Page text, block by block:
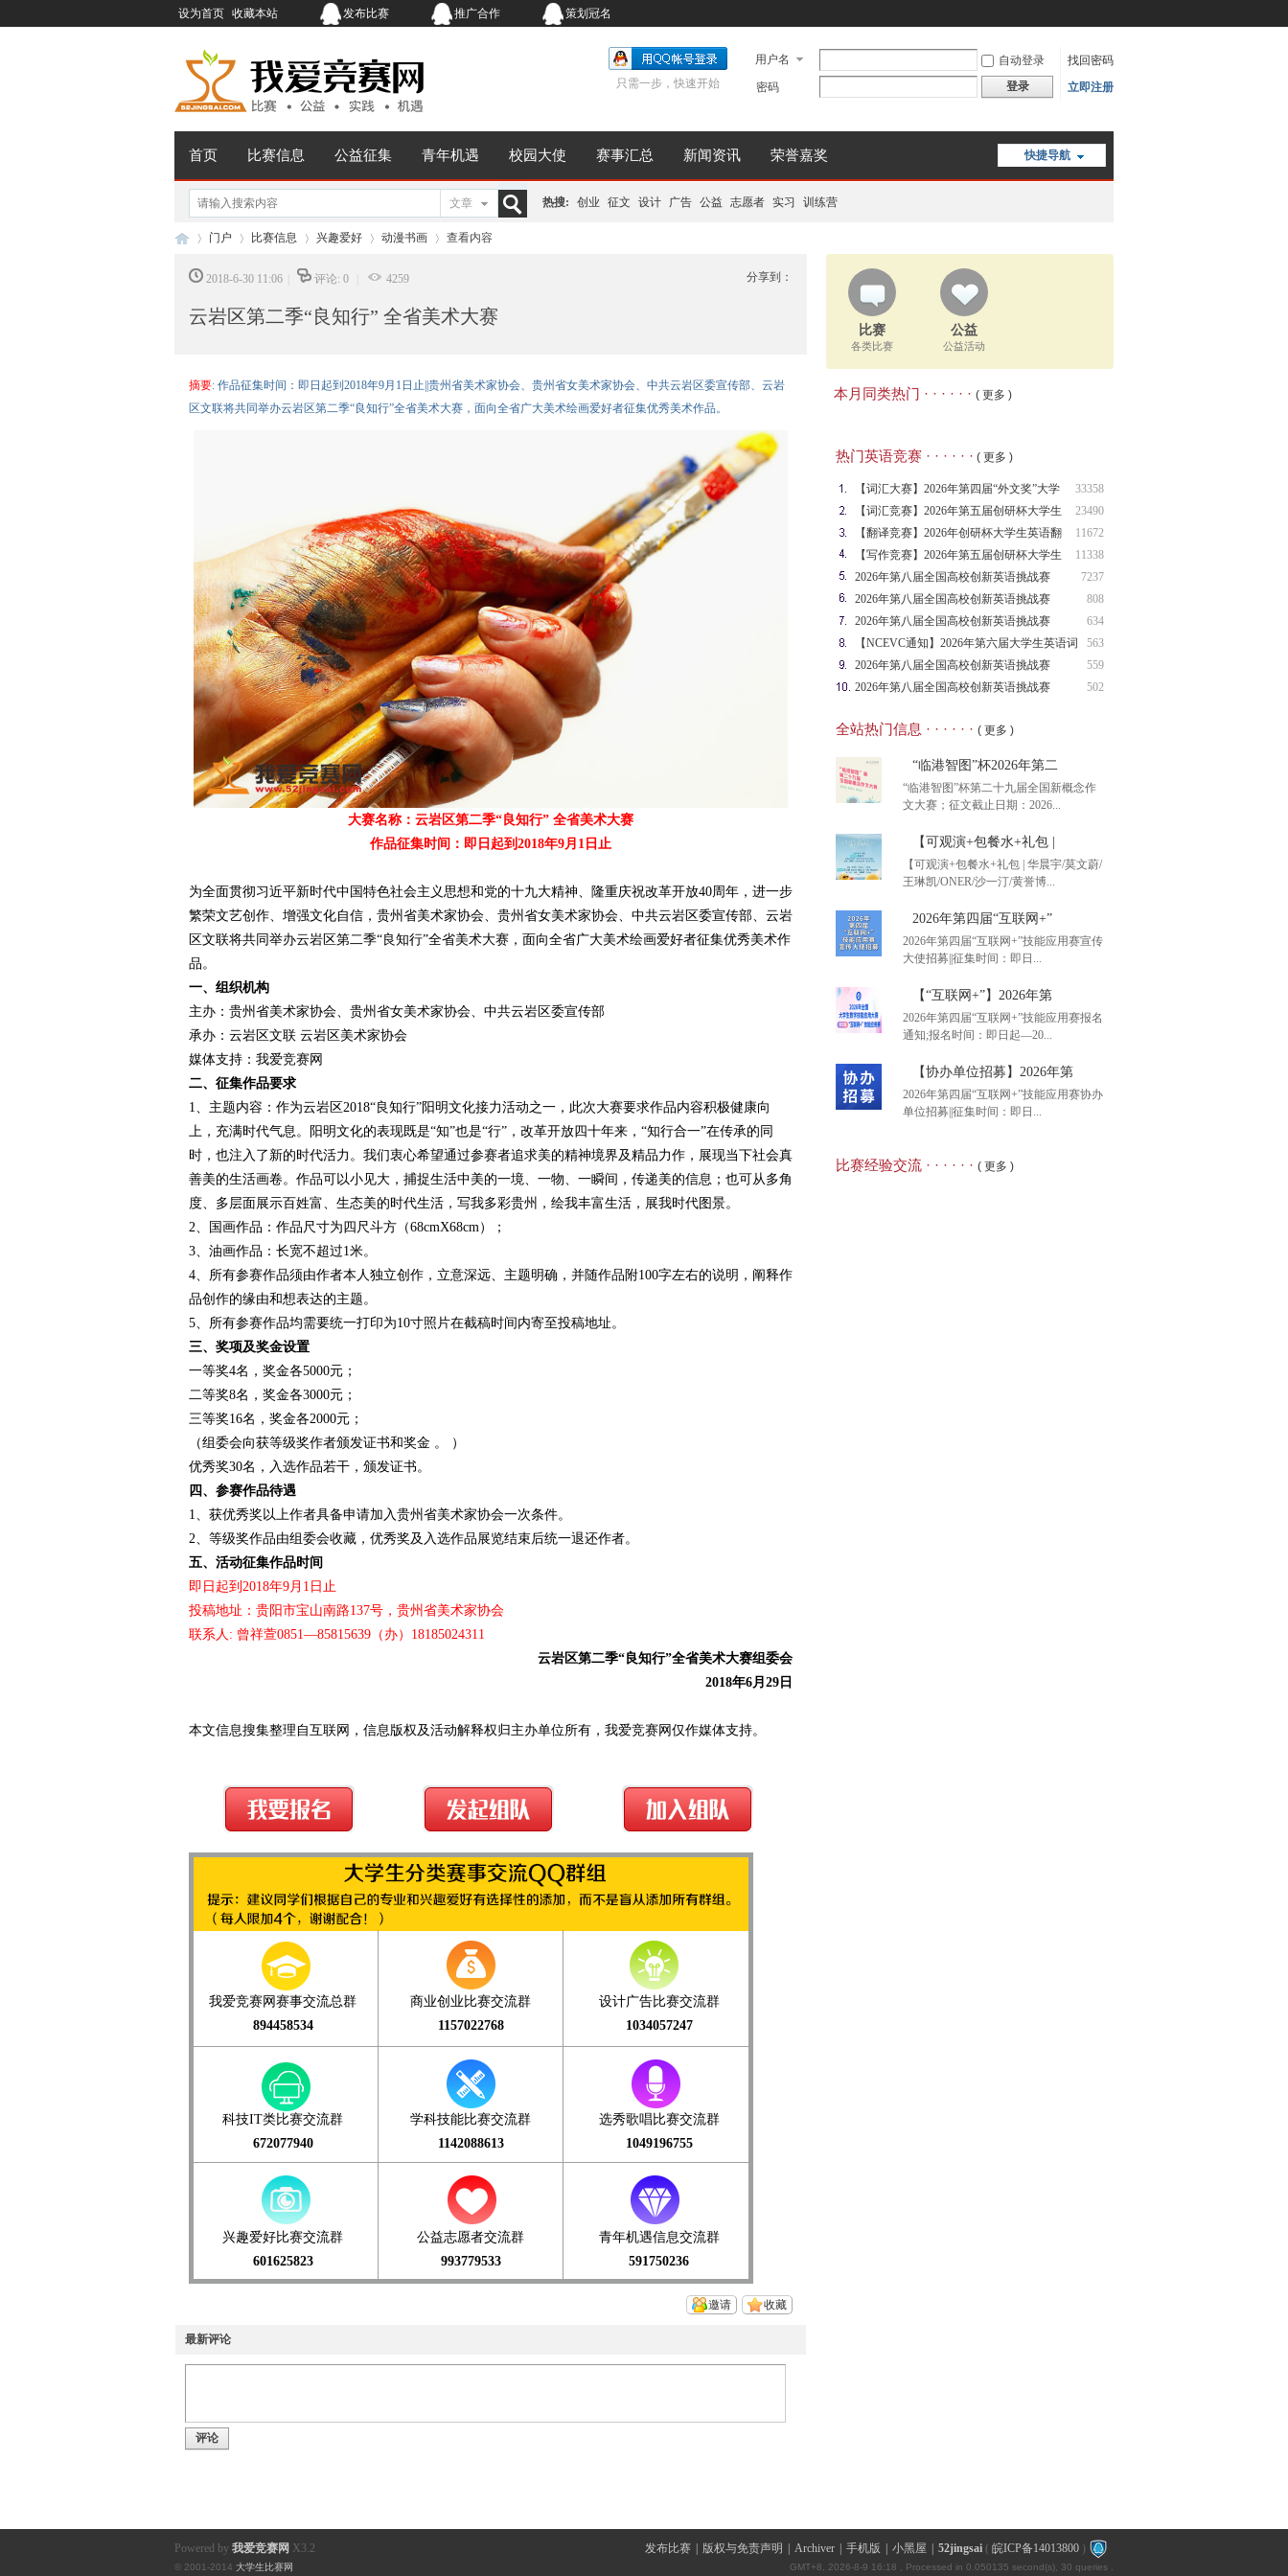
设为首页 收藏本站 发布比赛 推广合作 策划冠名
用户名 自动登录
找回密码
密码
登录 立即注册
只需一步，快速开始
快捷导航
首页 比赛信息 公益征集 青年机遇 校园大使 赛事汇总 新闻资讯 荣誉嘉奖
文章 热搜: 创业 征文 设计 广告 公益 志愿者 实习 训练营
›
门户
›
比赛信息
›
兴趣爱好 动漫书画
›
查看内容
分享到：
2018-6-30 11:06 评论: 0 4259
云岩区第二季“良知行” 全省美术大赛
摘要: 作品征集时间：即日起到2018年9月1日止||贵州省美术家协会、贵州省女美术家协会、中共云岩区委宣传部、云岩
区文联将共同举办云岩区第二季“良知行”全省美术大赛，面向全省广大美术绘画爱好者征集优秀美术作品。
大赛名称：云岩区第二季“良知行” 全省美术大赛
作品征集时间：即日起到2018年9月1日止
为全面贯彻习近平新时代中国特色社会主义思想和党的十九大精神、隆重庆祝改革开放40周年，进一步
繁荣文艺创作、增强文化自信，贵州省美术家协会、贵州省女美术家协会、中共云岩区委宣传部、云岩
区文联将共同举办云岩区第二季“良知行”全省美术大赛，面向全省广大美术绘画爱好者征集优秀美术作
品。
一、组织机构
主办：贵州省美术家协会、贵州省女美术家协会、中共云岩区委宣传部
承办：云岩区文联 云岩区美术家协会
媒体支持：我爱竞赛网
二、征集作品要求
1、主题内容：作为云岩区2018“良知行”阳明文化接力活动之一，此次大赛要求作品内容积极健康向
上，充满时代气息。阳明文化的表现既是“知”也是“行”，改革开放四十年来，“知行合一”在传承的同
时，也注入了新的时代活力。我们衷心希望通过参赛者追求美的精神境界及精品力作，展现当下社会真
善美的生活画卷。作品可以小见大，捕捉生活中美的一境、一物、一瞬间，传递美的信息；也可从多角
度、多层面展示百姓富、生态美的时代生活，写我多彩贵州，绘我丰富生活，展我时代图景。
2、国画作品：作品尺寸为四尺斗方（68cmX68cm）；
3、油画作品：长宽不超过1米。
4、所有参赛作品须由作者本人独立创作，立意深远、主题明确，并随作品附100字左右的说明，阐释作
品创作的缘由和想表达的主题。
5、所有参赛作品均需要统一打印为10寸照片在截稿时间内寄至投稿地址。
三、奖项及奖金设置
一等奖4名，奖金各5000元；
二等奖8名，奖金各3000元；
三等奖16名，奖金各2000元；
（组委会向获等级奖作者颁发证书和奖金 。 ）
优秀奖30名，入选作品若干，颁发证书。
四、参赛作品待遇
1、获优秀奖以上作者具备申请加入贵州省美术家协会一次条件。
2、等级奖作品由组委会收藏，优秀奖及入选作品展览结束后统一退还作者。
五、活动征集作品时间
即日起到2018年9月1日止
投稿地址：贵阳市宝山南路137号，贵州省美术家协会
联系人: 曾祥萱0851—85815639（办）18185024311
云岩区第二季“良知行”全省美术大赛组委会
2018年6月29日
本文信息搜集整理自互联网，信息版权及活动解释权归主办单位所有，我爱竞赛网仅作媒体支持。
我爱竞赛网赛事交流总群
894458534
商业创业比赛交流群
1157022768
设计广告比赛交流群
1034057247
科技IT类比赛交流群
672077940
学科技能比赛交流群
1142088613
选秀歌唱比赛交流群
1049196755
兴趣爱好比赛交流群
601625823
公益志愿者交流群
993779533
青年机遇信息交流群
591750236
收藏
邀请
最新评论
评论
比赛
各类比赛
公益
公益活动
本月同类热门 · · · · · · ( 更多 )
热门英语竞赛 · · · · · · ( 更多 )
33358
【词汇大赛】2026年第四届“外文奖”大学
生
23490
【词汇竞赛】2026年第五届创研杯大学生
英语
11672
【翻译竞赛】2026年创研杯大学生英语翻
译竞
11338
【写作竞赛】2026年第五届创研杯大学生
英语
7237
2026年第八届全国高校创新英语挑战赛
（NCIE
808
2026年第八届全国高校创新英语挑战赛
634
2026年第八届全国高校创新英语挑战赛
（NCIE
563
【NCEVC通知】2026年第六届大学生英语词
汇
559
2026年第八届全国高校创新英语挑战赛
（NCIE
502
2026年第八届全国高校创新英语挑战赛
全站热门信息 · · · · · · ( 更多 )
“临港智图”杯2026年第二
“临港智图”杯第二十九届全国新概念作
文大赛；征文截止日期：2026...
“临港智图”杯2026年第二
【可观演+包餐水+礼包 |
【可观演+包餐水+礼包 | 华晨宇/莫文蔚/
王琳凯/ONER/沙一汀/黄誉博...
【可观演+包餐水+礼包 |
2026年第四届“互联网+”
2026年第四届“互联网+”技能应用赛宣传
大使招募||征集时间：即日...
2026年第四届“互联网+”
【“互联网+”】2026年第
2026年第四届“互联网+”技能应用赛报名
通知;报名时间：即日起—20...
【“互联网+”】2026年第
【协办单位招募】2026年第
2026年第四届“互联网+”技能应用赛协办
单位招募||征集时间：即日...
比赛经验交流 · · · · · · ( 更多 )
发布比赛 版权与免责声明 Archiver 手机版 小黑屋 52jingsai ( 皖ICP备14013800 )
GMT+8, 2026-8-9 16:18 , Processed in 0.050135 second(s), 30 queries .
Powered by 我爱竞赛网 X3.2
© 2001-2014 大学生比赛网